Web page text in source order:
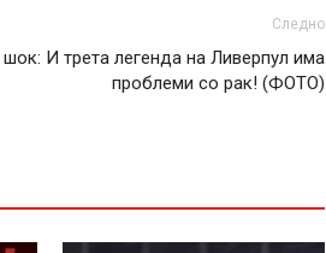
Следно
И трета легенда на Ливерпул има
проблеми со рак! (ФОТО)